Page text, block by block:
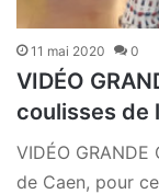
11 mai 2020 0
VIDÉO
coulisses de
VIDÉO
de Caen, pour